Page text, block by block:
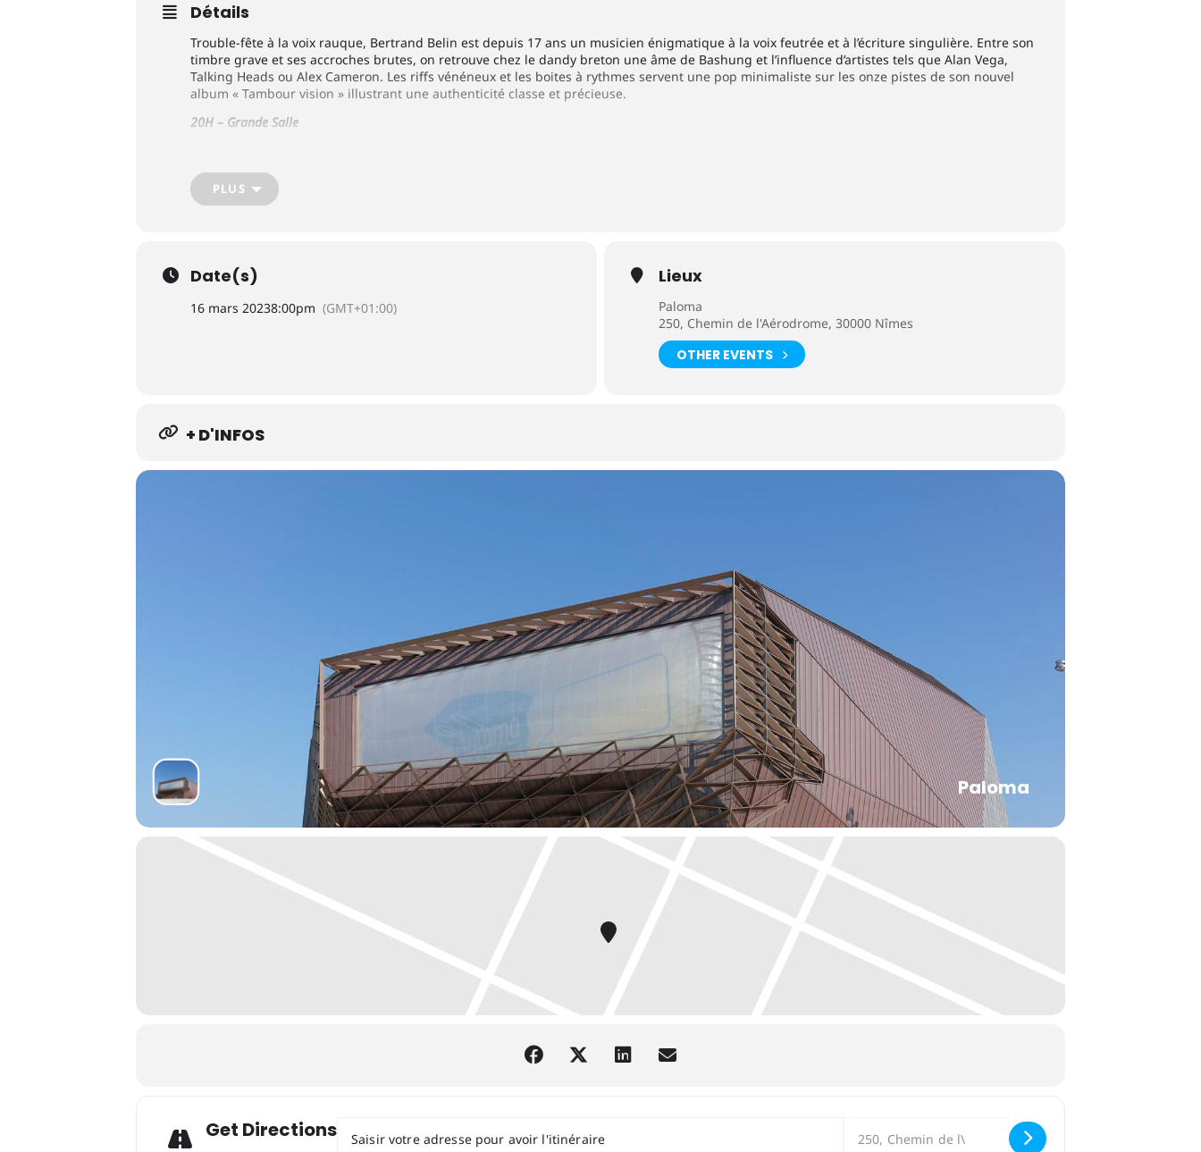
Détails
Trouble-fête à la voix rauque, Bertrand Belin est depuis 17 ans un musicien énigmatique à la voix feutrée et à l’écriture singulière. Entre son
timbre grave et ses accroches brutes, on retrouve chez le dandy breton une âme de Bashung et l’influence d’artistes tels que Alan Vega,
Talking Heads ou Alex Cameron. Les riffs vénéneux et les boites à rythmes servent une pop minimaliste sur les onze pistes de son nouvel
album « Tambour vision » illustrant une authenticité classe et précieuse.
20H – Grande Salle
Soir même
Plein / Réduit : 25 € / 21 €
Balcon : +2 €
PLUS
Date(s)
16 mars 20238:00pm (GMT+01:00)
Lieux
Paloma
250, Chemin de l'Aérodrome, 30000 Nîmes
OTHER EVENTS
+ D'INFOS
Paloma
Get DirectionsAddress - Bertrand Belin [] Destination Address - Bertrand Belin []